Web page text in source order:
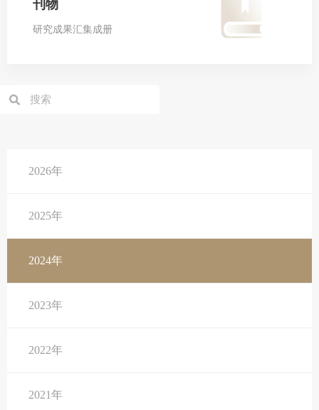
刊物
研究成果汇集成册
2026年
2025年
2024年
2023年
2022年
2021年